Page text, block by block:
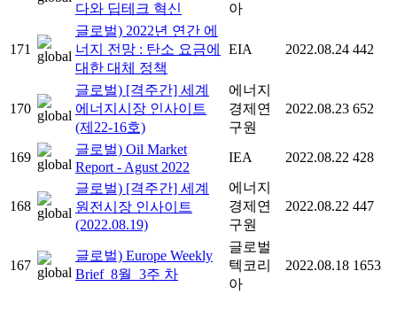
다와 딥테크 혁신
아
171
글로벌) 2022년 연간 에
너지 전망 : 탄소 요금에
대한 대체 정책
EIA 2022.08.24 442
170
글로벌) [격주간] 세계
에너지시장 인사이트
(제22-16호)
에너지
경제연
구원
2022.08.23 652
169
글로벌) Oil Market
Report - Agust 2022
IEA 2022.08.22 428
168
글로벌) [격주간] 세계
원전시장 인사이트
(2022.08.19)
에너지
경제연
구원
2022.08.22 447
167
글로벌) Europe Weekly
Brief_8월_3주 차
글로벌
텍코리
아
2022.08.18 1653